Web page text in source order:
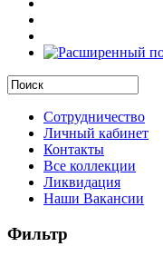
Сотрудничество
Личный кабинет
Контакты
Все коллекции
Ликвидация
Наши Вакансии
Фильтр